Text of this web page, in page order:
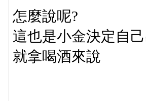
怎麼說呢?
這也是小金決定自
就拿喝酒來說